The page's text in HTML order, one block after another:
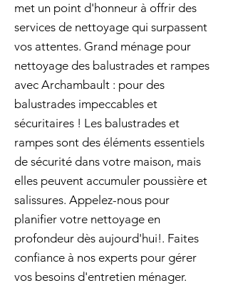
met un point d'honneur à offrir des
services de nettoyage qui surpassent
vos attentes. Grand ménage pour
nettoyage des balustrades et rampes
avec Archambault : pour des
balustrades impeccables et
sécuritaires ! Les balustrades et
rampes sont des éléments essentiels
de sécurité dans votre maison, mais
elles peuvent accumuler poussière et
salissures. Appelez-nous pour
planifier votre nettoyage en
profondeur dès aujourd'hui!. Faites
confiance à nos experts pour gérer
vos besoins d'entretien ménager.